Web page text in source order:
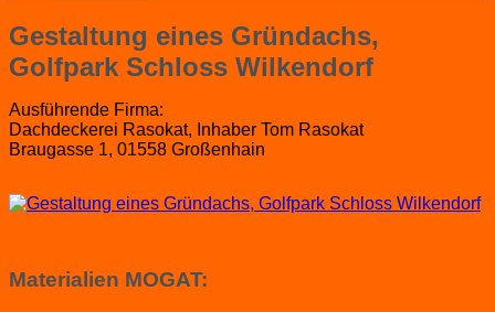
Gestaltung eines Gründachs,
Golfpark Schloss Wilkendorf
Ausführende Firma:
Dachdeckerei Rasokat, Inhaber Tom Rasokat
Braugasse 1, 01558 Großenhain
Materialien MOGAT: